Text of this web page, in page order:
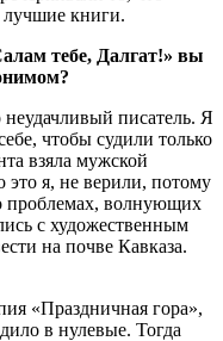
книги.
тебе, Далгат!» вы
писатель. Я
чтобы судили только
взяла мужской
это я, не верили, потому
проблемах, волнующих
с художественным
на почве Кавказа.
«Праздничная гора»,
в нулевые. Тогда